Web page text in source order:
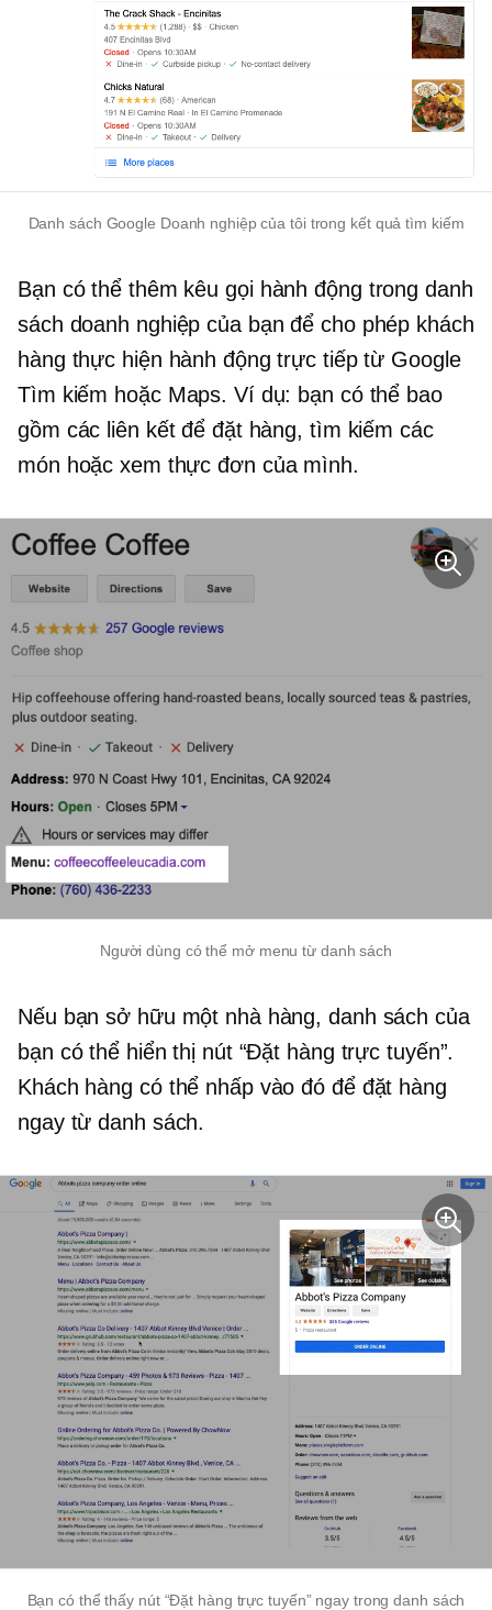
Danh sách Google Doanh nghiệp của tôi trong kết quả tìm kiếm
Bạn có thể thêm kêu gọi hành động trong danh
sách doanh nghiệp của bạn để cho phép khách
hàng thực hiện hành động trực tiếp từ Google
Tìm kiếm hoặc Maps. Ví dụ: bạn có thể bao
gồm các liên kết để đặt hàng, tìm kiếm các
món hoặc xem thực đơn của mình.
Người dùng có thể mở menu từ danh sách
Nếu bạn sở hữu một nhà hàng, danh sách của
bạn có thể hiển thị nút “Đặt hàng trực tuyến”.
Khách hàng có thể nhấp vào đó để đặt hàng
ngay từ danh sách.
Bạn có thể thấy nút “Đặt hàng trực tuyến” ngay trong danh sách